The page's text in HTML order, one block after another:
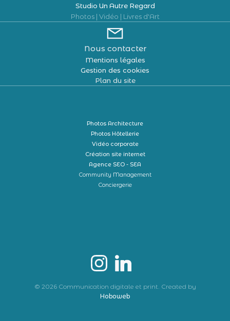
Studio Un Autre Regard
Photos | Vidéo | Livres d'Art
Nous contacter
Mentions légales
Gestion des cookies
Plan du site
Photos Architecture
Photos Hôtellerie
Vidéo corporate
Création site internet
Agence SEO - SEA
Community Management
Conciergerie
© 2026 Communication digitale et print. Created by
Hoboweb